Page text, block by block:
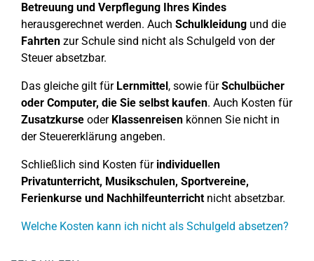
Betreuung und Verpflegung Ihres Kindes
herausgerechnet werden. Auch Schulkleidung und die
Fahrten zur Schule sind nicht als Schulgeld von der
Steuer absetzbar.
Das gleiche gilt für Lernmittel , sowie fürSchulbücher
oder Computer, die Sie selbst kaufen. Auch Kosten für
Zusatzkurse oder Klassenreisen können Sie nicht in
der Steuererklärung angeben.
Schließlich sind Kosten fürindividuellen
Privatunterricht, Musikschulen, Sportvereine,
Ferienkurse und Nachhilfeunterrichtnicht absetzbar.
Welche Kosten kann ich nicht als Schulgeld absetzen?